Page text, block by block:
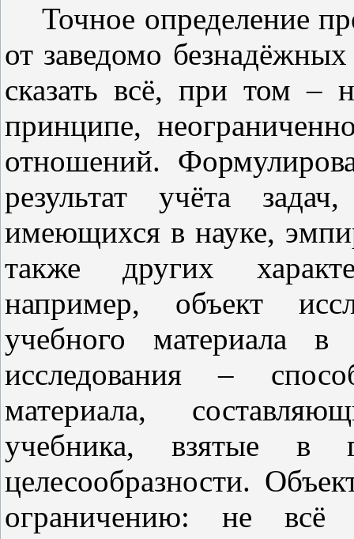
Точное определение
от заведомо
сказать всё, при том –
принципе,
отношений.
результат учёта
имеющихся в науке,
также других
например, объект
учебного материала в
исследования –
материала,
учебника, взятые в
целесообразности.
ограничению: не всё